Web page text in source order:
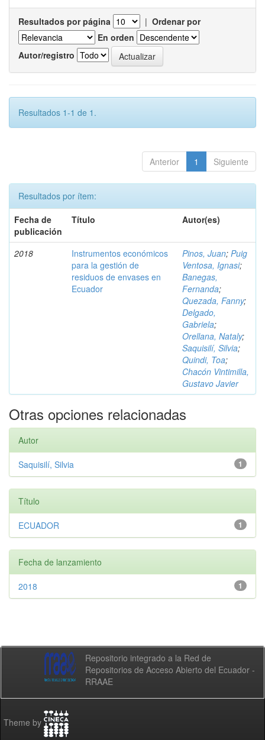
Resultados por página | Ordenar por
En orden
Autor/registro
Resultados 1-1 de 1.
Anterior 1 Siguiente
Resultados por ítem:
Fecha de
publicación
Título Autor(es)
2018
Instrumentos económicos
para la gestión de
residuos de envases en
Ecuador
Pinos, Juan; Puig
Ventosa, Ignasi;
Banegas,
Fernanda;
Quezada, Fanny;
Delgado,
Gabriela;
Orellana, Nataly;
Saquisilí, Silvia;
Quindi, Toa;
Chacón Vintimilla,
Gustavo Javier
Otras opciones relacionadas
Autor
1
Saquisilí, Silvia
Título
1
ECUADOR
Fecha de lanzamiento
1
2018
Repositorio integrado a la Red de
Repositorios de Acceso Abierto del Ecuador -
RRAAE
Theme by